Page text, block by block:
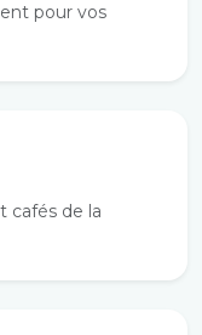
pour vos
cafés de la